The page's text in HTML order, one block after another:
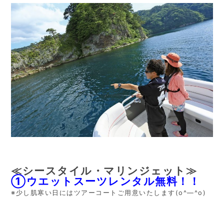
≪シースタイル・マリンジェット≫
①ウエットスーツレンタル無料！！
※少し肌寒い日にはツアーコートご用意いたします(o^―^o)